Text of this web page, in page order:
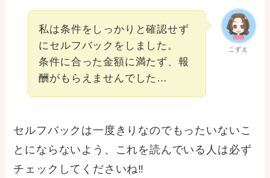
こずえ
私は条件をしっかりと確認せず
にセルフバックをしました。
条件に合った金額に満たず、報
酬がもらえませんでした…
セルフバックは一度きりなのでもったいないこ
とにならないよう、これを読んでいる人は必ず
チェックしてくださいね‼